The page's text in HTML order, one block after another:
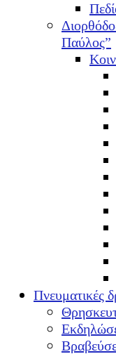
Παύλος”
Πνευματικές